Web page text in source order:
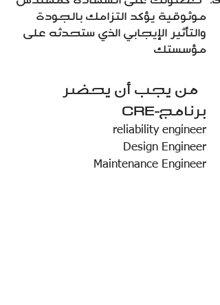
موثوقية يؤكد التزامك بالجودة
والتأثير الإيجابي الذي ستحدثه على
مؤسستك
من يجب أن يحضر
برنامج-CRE
reliability engineer
Design Engineer
Maintenance Engineer